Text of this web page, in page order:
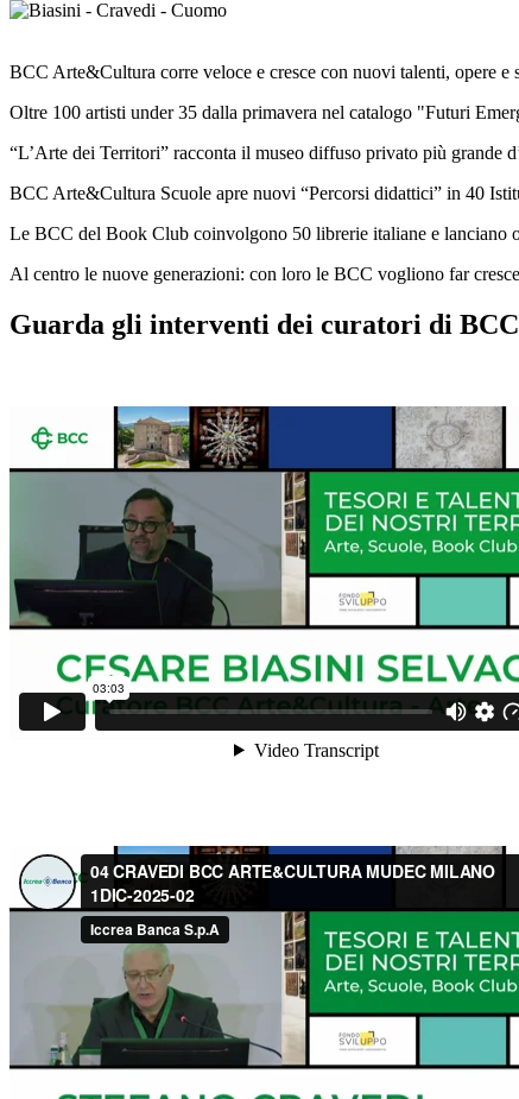
BCC Arte&Cultura corre veloce e cresce con nuovi talenti, opere e
Oltre 100 artisti under 35 dalla primavera nel catalogo "Futuri
“L’Arte dei Territori” racconta il museo diffuso privato più grande
BCC Arte&Cultura Scuole apre nuovi “Percorsi didattici” in 40
Le BCC del Book Club coinvolgono 50 librerie italiane e lanciano
Al centro le nuove generazioni: con loro le BCC vogliono far
Guarda gli interventi dei curatori di